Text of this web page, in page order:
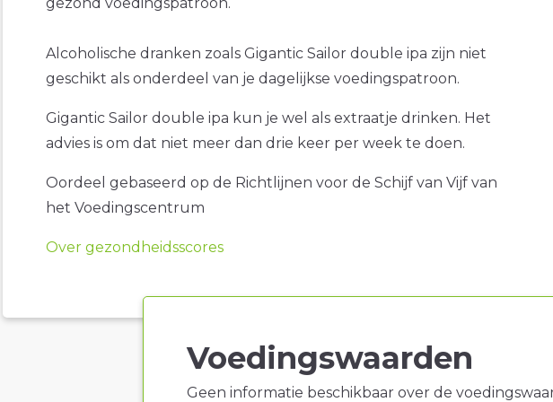
gezond voedingspatroon.
Alcoholische dranken zoals Gigantic Sailor double ipa zijn niet
geschikt als onderdeel van je dagelijkse voedingspatroon.
Gigantic Sailor double ipa kun je wel als extraatje drinken. Het
advies is om dat niet meer dan drie keer per week te doen.
Oordeel gebaseerd op de Richtlijnen voor de Schijf van Vijf van
het Voedingscentrum
Over gezondheidsscores
Voedingswaarden
Geen informatie beschikbaar over de